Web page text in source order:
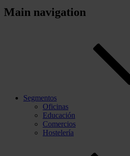
Main navigation
Segmentos
Oficinas
Educación
Comercios
Hostelería